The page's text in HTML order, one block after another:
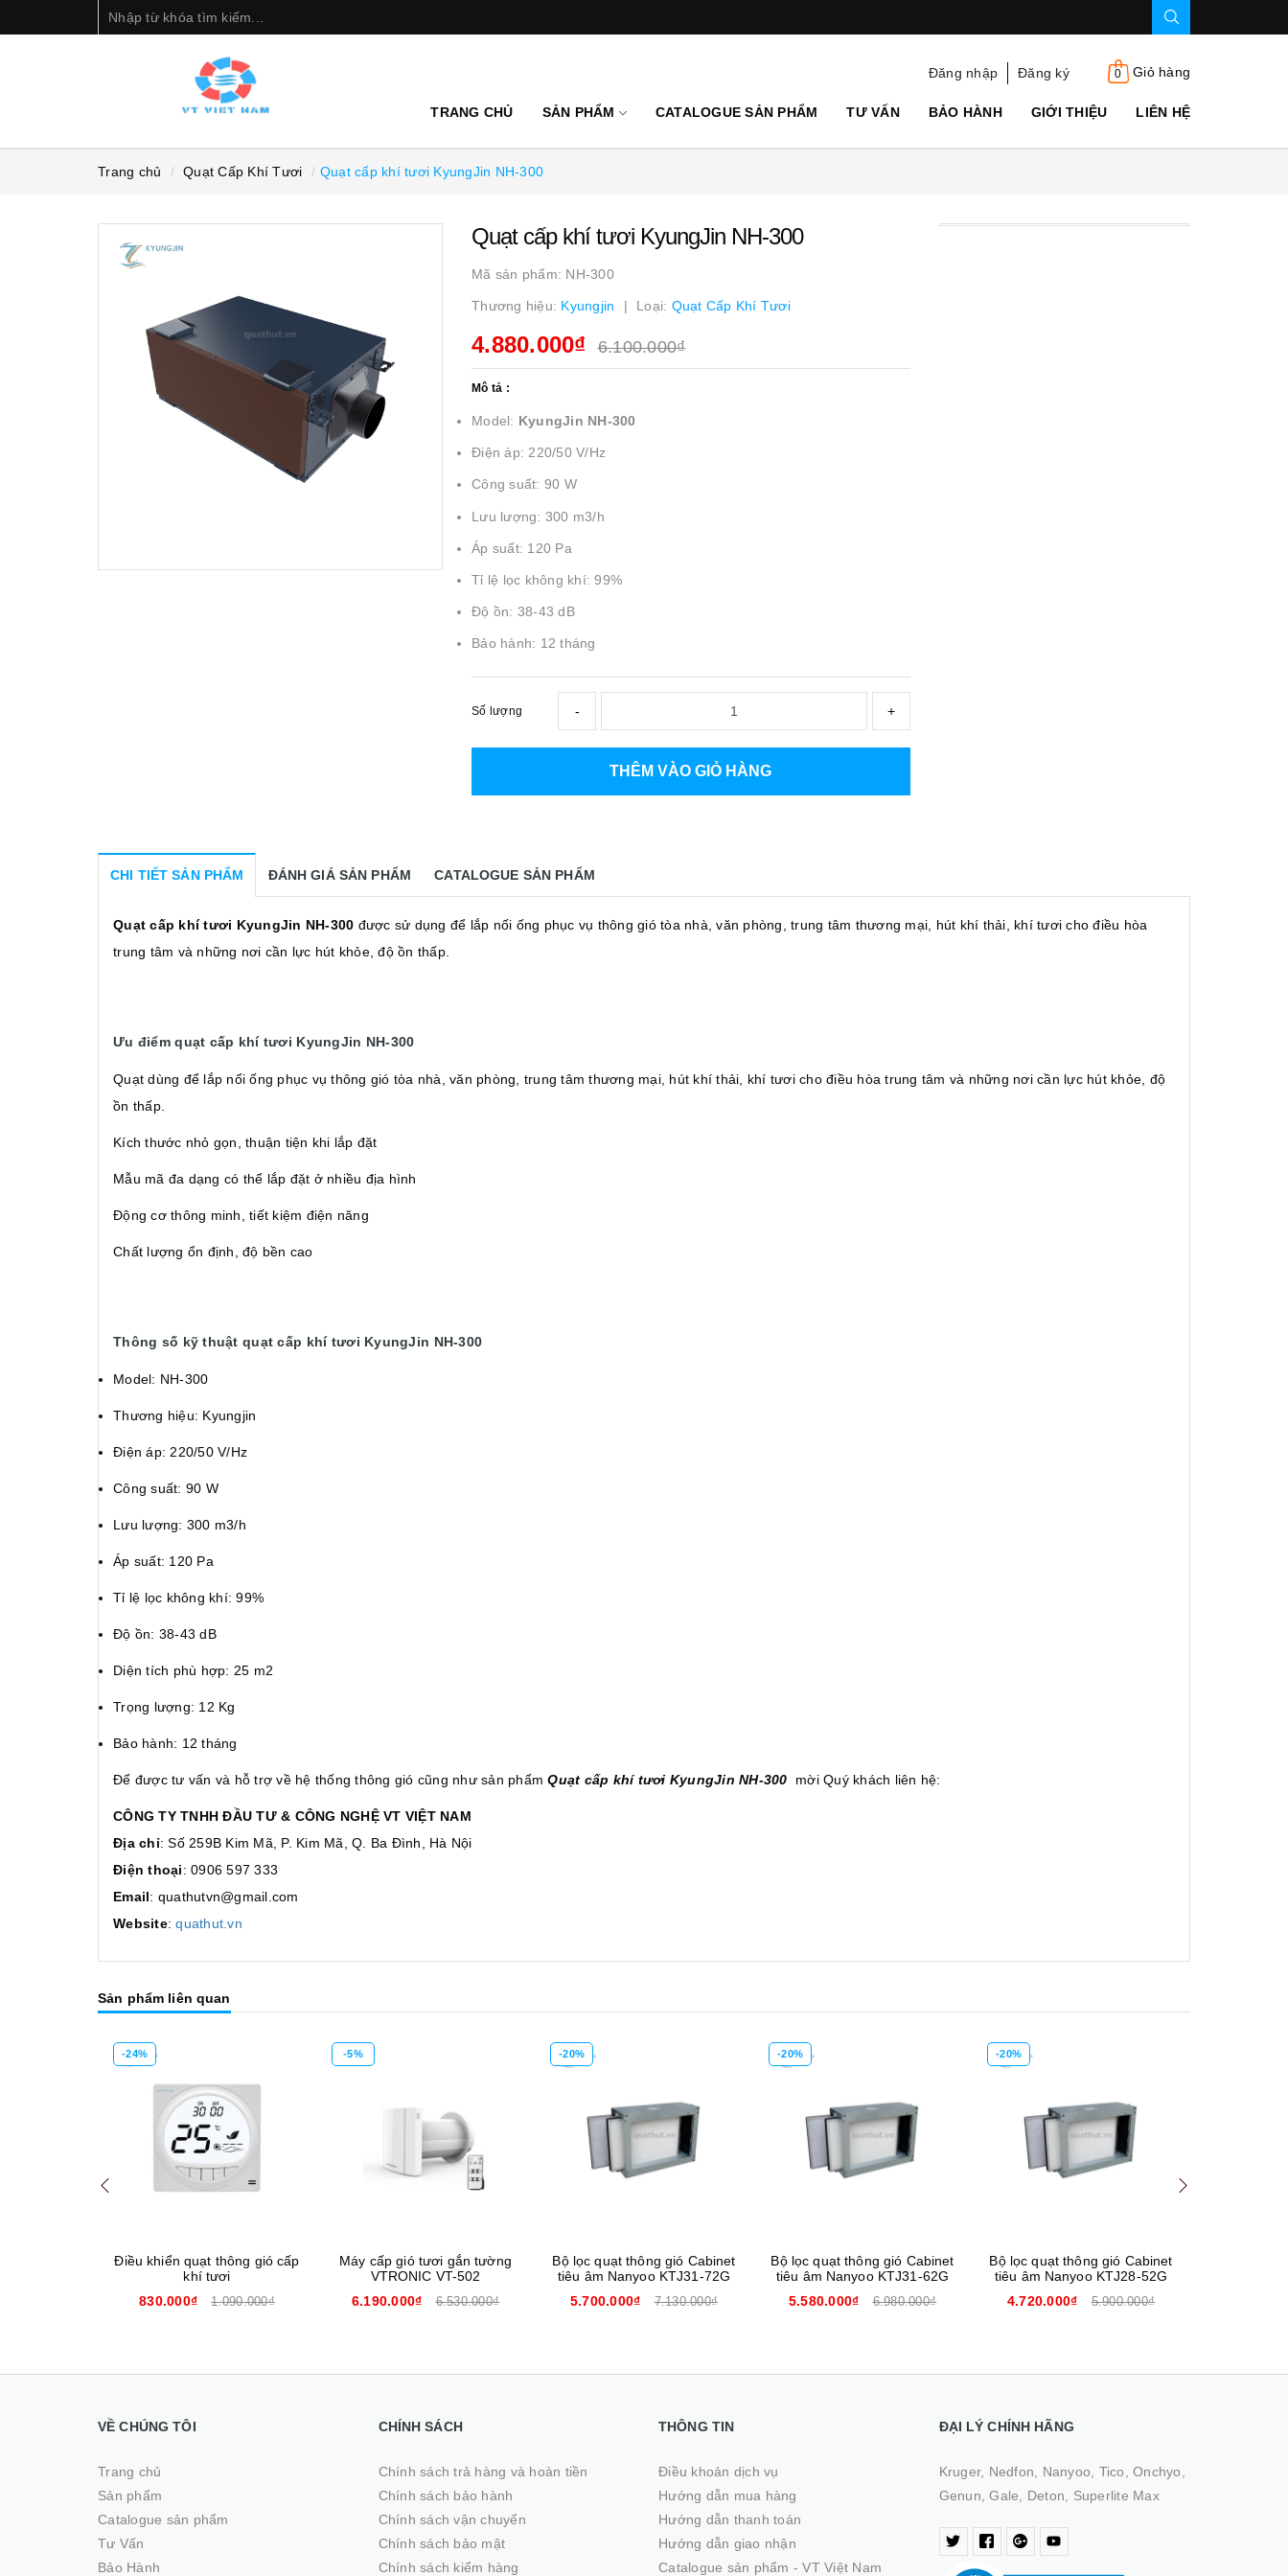
Đăng nhập Đăng ký 0 Giỏ hàng
TRANG CHỦ SẢN PHẨM CATALOGUE SẢN PHẨM TƯ VẤN BẢO HÀNH GIỚI THIỆU LIÊN HỆ
Trang chủ Quạt Cấp Khí Tươi Quạt cấp khí tươi KyungJin NH-300
Quạt cấp khí tươi KyungJin NH-300
Mã sản phẩm: NH-300
Thương hiệu: Kyungjin Loại: Quạt Cấp Khí Tươi
4.880.000₫ 6.100.000₫
Mô tả :
Model: KyungJin NH-300
Điện áp: 220/50 V/Hz
Công suất: 90 W
Lưu lượng: 300 m3/h
Áp suất: 120 Pa
Tỉ lệ lọc không khí: 99%
Độ ồn: 38-43 dB
Bảo hành: 12 tháng
Số lượng - +
THÊM VÀO GIỎ HÀNG
CHI TIẾT SẢN PHẨM ĐÁNH GIÁ SẢN PHẨM CATALOGUE SẢN PHẨM
Quạt cấp khí tươi KyungJin NH-300 được sử dụng để lắp nối ống phục vụ thông gió tòa nhà, văn phòng, trung tâm thương mại, hút khí thải, khí tươi cho điều hòa
trung tâm và những nơi cần lực hút khỏe, độ ồn thấp.
Ưu điểm quạt cấp khí tươi KyungJin NH-300
Quạt dùng để lắp nối ống phục vụ thông gió tòa nhà, văn phòng, trung tâm thương mại, hút khí thải, khí tươi cho điều hòa trung tâm và những nơi cần lực hút khỏe, độ
ồn thấp.
Kích thước nhỏ gọn, thuận tiện khi lắp đặt
Mẫu mã đa dạng có thể lắp đặt ở nhiều địa hình
Động cơ thông minh, tiết kiệm điện năng
Chất lượng ổn định, độ bền cao
Thông số kỹ thuật quạt cấp khí tươi KyungJin NH-300
Model: NH-300
Thương hiệu: Kyungjin
Điện áp: 220/50 V/Hz
Công suất: 90 W
Lưu lượng: 300 m3/h
Áp suất: 120 Pa
Tỉ lệ lọc không khí: 99%
Độ ồn: 38-43 dB
Diện tích phù hợp: 25 m2
Trọng lượng: 12 Kg
Bảo hành: 12 tháng
Để được tư vấn và hỗ trợ về hệ thống thông gió cũng như sản phẩmQuạt cấp khí tươi KyungJin NH-300 mời Quý khách liên hệ:
CÔNG TY TNHH ĐẦU TƯ & CÔNG NGHỆ VT VIỆT NAM
Địa chỉ: Số 259B Kim Mã, P. Kim Mã, Q. Ba Đình, Hà Nội
Điện thoại: 0906 597 333
Email: quathutvn@gmail.com
Website:quathut.vn
Sản phẩm liên quan
-24%
Xem nhanh
Điều khiển quạt thông gió cấp
khí tươi
830.000₫
1.090.000₫
-5%
Xem nhanh
Máy cấp gió tươi gắn tường
VTRONIC VT-502
6.190.000₫
6.530.000₫
-20%
Xem nhanh
Bộ lọc quạt thông gió Cabinet
tiêu âm Nanyoo KTJ31-72G
5.700.000₫
7.130.000₫
-20%
Bộ lọc quạt thông gió Cabinet
tiêu âm Nanyoo KTJ31-62G
5.580.000₫
6.980.000₫
-20%
Bộ lọc quạt thông gió Cabinet
tiêu âm Nanyoo KTJ28-52G
4.720.000₫
5.900.000₫
VỀ CHÚNG TÔI
Trang chủ
Sản phẩm
Catalogue sản phẩm
Tư Vấn
Bảo Hành
CHÍNH SÁCH
Chính sách trả hàng và hoàn tiền
Chính sách bảo hành
Chính sách vận chuyển
Chính sách bảo mật
Chính sách kiểm hàng
THÔNG TIN
Điều khoản dịch vụ
Hướng dẫn mua hàng
Hướng dẫn thanh toán
Hướng dẫn giao nhận
Catalogue sản phẩm - VT Việt Nam
ĐẠI LÝ CHÍNH HÃNG
Kruger, Nedfon, Nanyoo, Tico, Onchyo,
Genun, Gale, Deton, Superlite Max